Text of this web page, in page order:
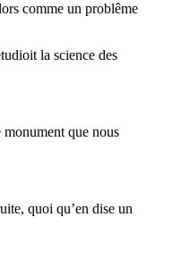
comme un problême
la science des
monument que nous
quoi qu’en dise un